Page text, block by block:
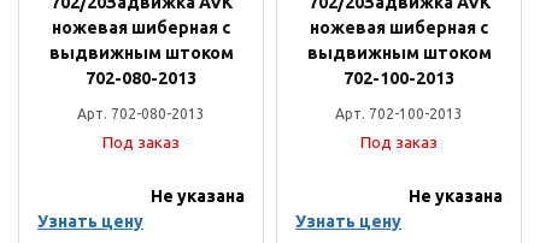
ножевая шиберная с
выдвижным штоком
702-080-2013
Арт. 702-080-2013
Под заказ
Не указана
Узнать цену
ножевая шиберная с
выдвижным штоком
702-100-2013
Арт. 702-100-2013
Под заказ
Не указана
Узнать цену